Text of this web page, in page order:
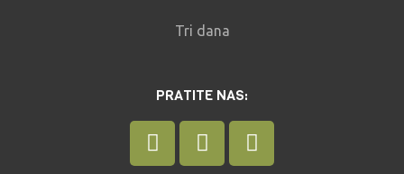
Tri dana
PRATITE NAS: